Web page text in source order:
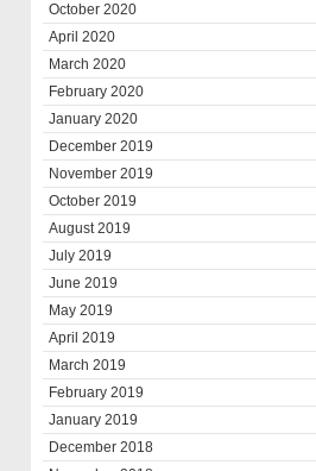
October 2020
April 2020
March 2020
February 2020
January 2020
December 2019
November 2019
October 2019
August 2019
July 2019
June 2019
May 2019
April 2019
March 2019
February 2019
January 2019
December 2018